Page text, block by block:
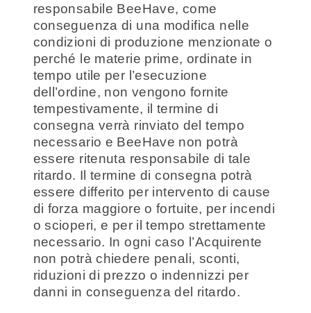
responsabile BeeHave, come
conseguenza di una modifica nelle
condizioni di produzione menzionate o
perché le materie prime, ordinate in
tempo utile per l’esecuzione
dell’ordine, non vengono fornite
tempestivamente, il termine di
consegna verrà rinviato del tempo
necessario e BeeHave non potrà
essere ritenuta responsabile di tale
ritardo. Il termine di consegna potrà
essere differito per intervento di cause
di forza maggiore o fortuite, per incendi
o scioperi, e per il tempo strettamente
necessario. In ogni caso l’Acquirente
non potrà chiedere penali, sconti,
riduzioni di prezzo o indennizzi per
danni in conseguenza del ritardo.